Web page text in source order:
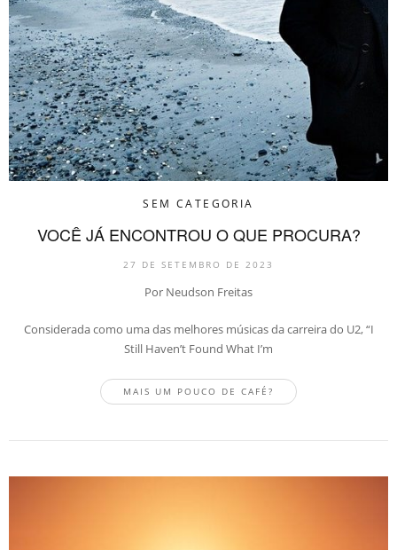
SEM CATEGORIA
VOCÊ JÁ ENCONTROU O QUE PROCURA?
27 DE SETEMBRO DE 2023
Por Neudson Freitas
Considerada como uma das melhores músicas da carreira do U2, “I
Still Haven’t Found What I’m
MAIS UM POUCO DE CAFÉ?